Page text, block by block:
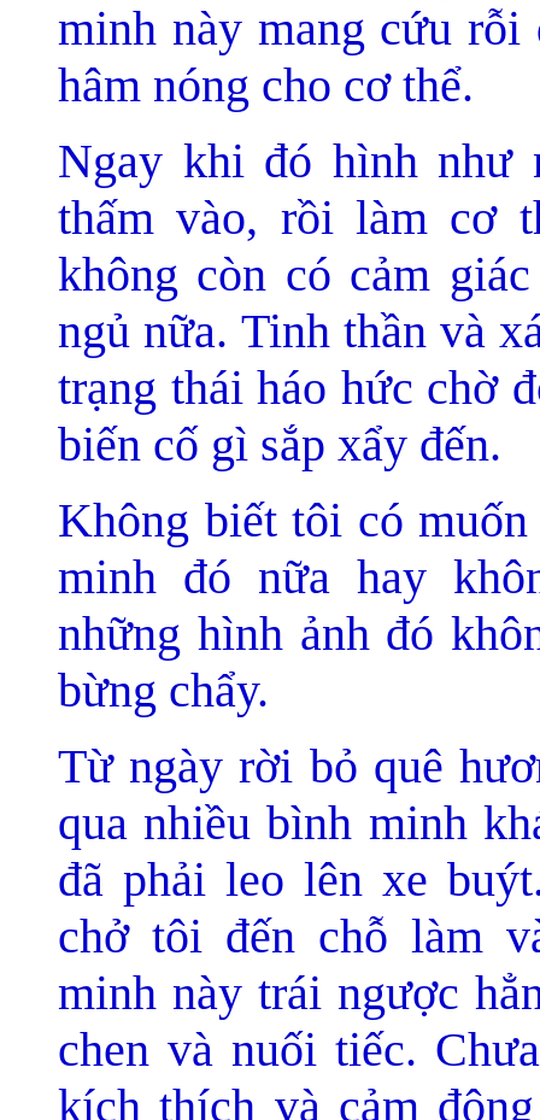
minh này mang cứu
hâm nóng cho cơ thể.
Ngay khi đó hình như
thấm vào, rồi làm cơ
không còn có cảm
ngủ nữa. Tinh thần và
trạng thái háo hức chờ
biến cố gì sắp xẩy đến.
Không biết tôi có
minh đó nữa hay
những hình ảnh đó
bừng chẩy.
Từ ngày rời bỏ quê
qua nhiều bình minh
đã phải leo lên xe
chở tôi đến chỗ làm
minh này trái ngược
chen và nuối tiếc.
kích thích và cảm